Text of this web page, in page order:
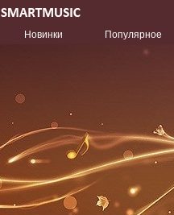
Новинки Популярное